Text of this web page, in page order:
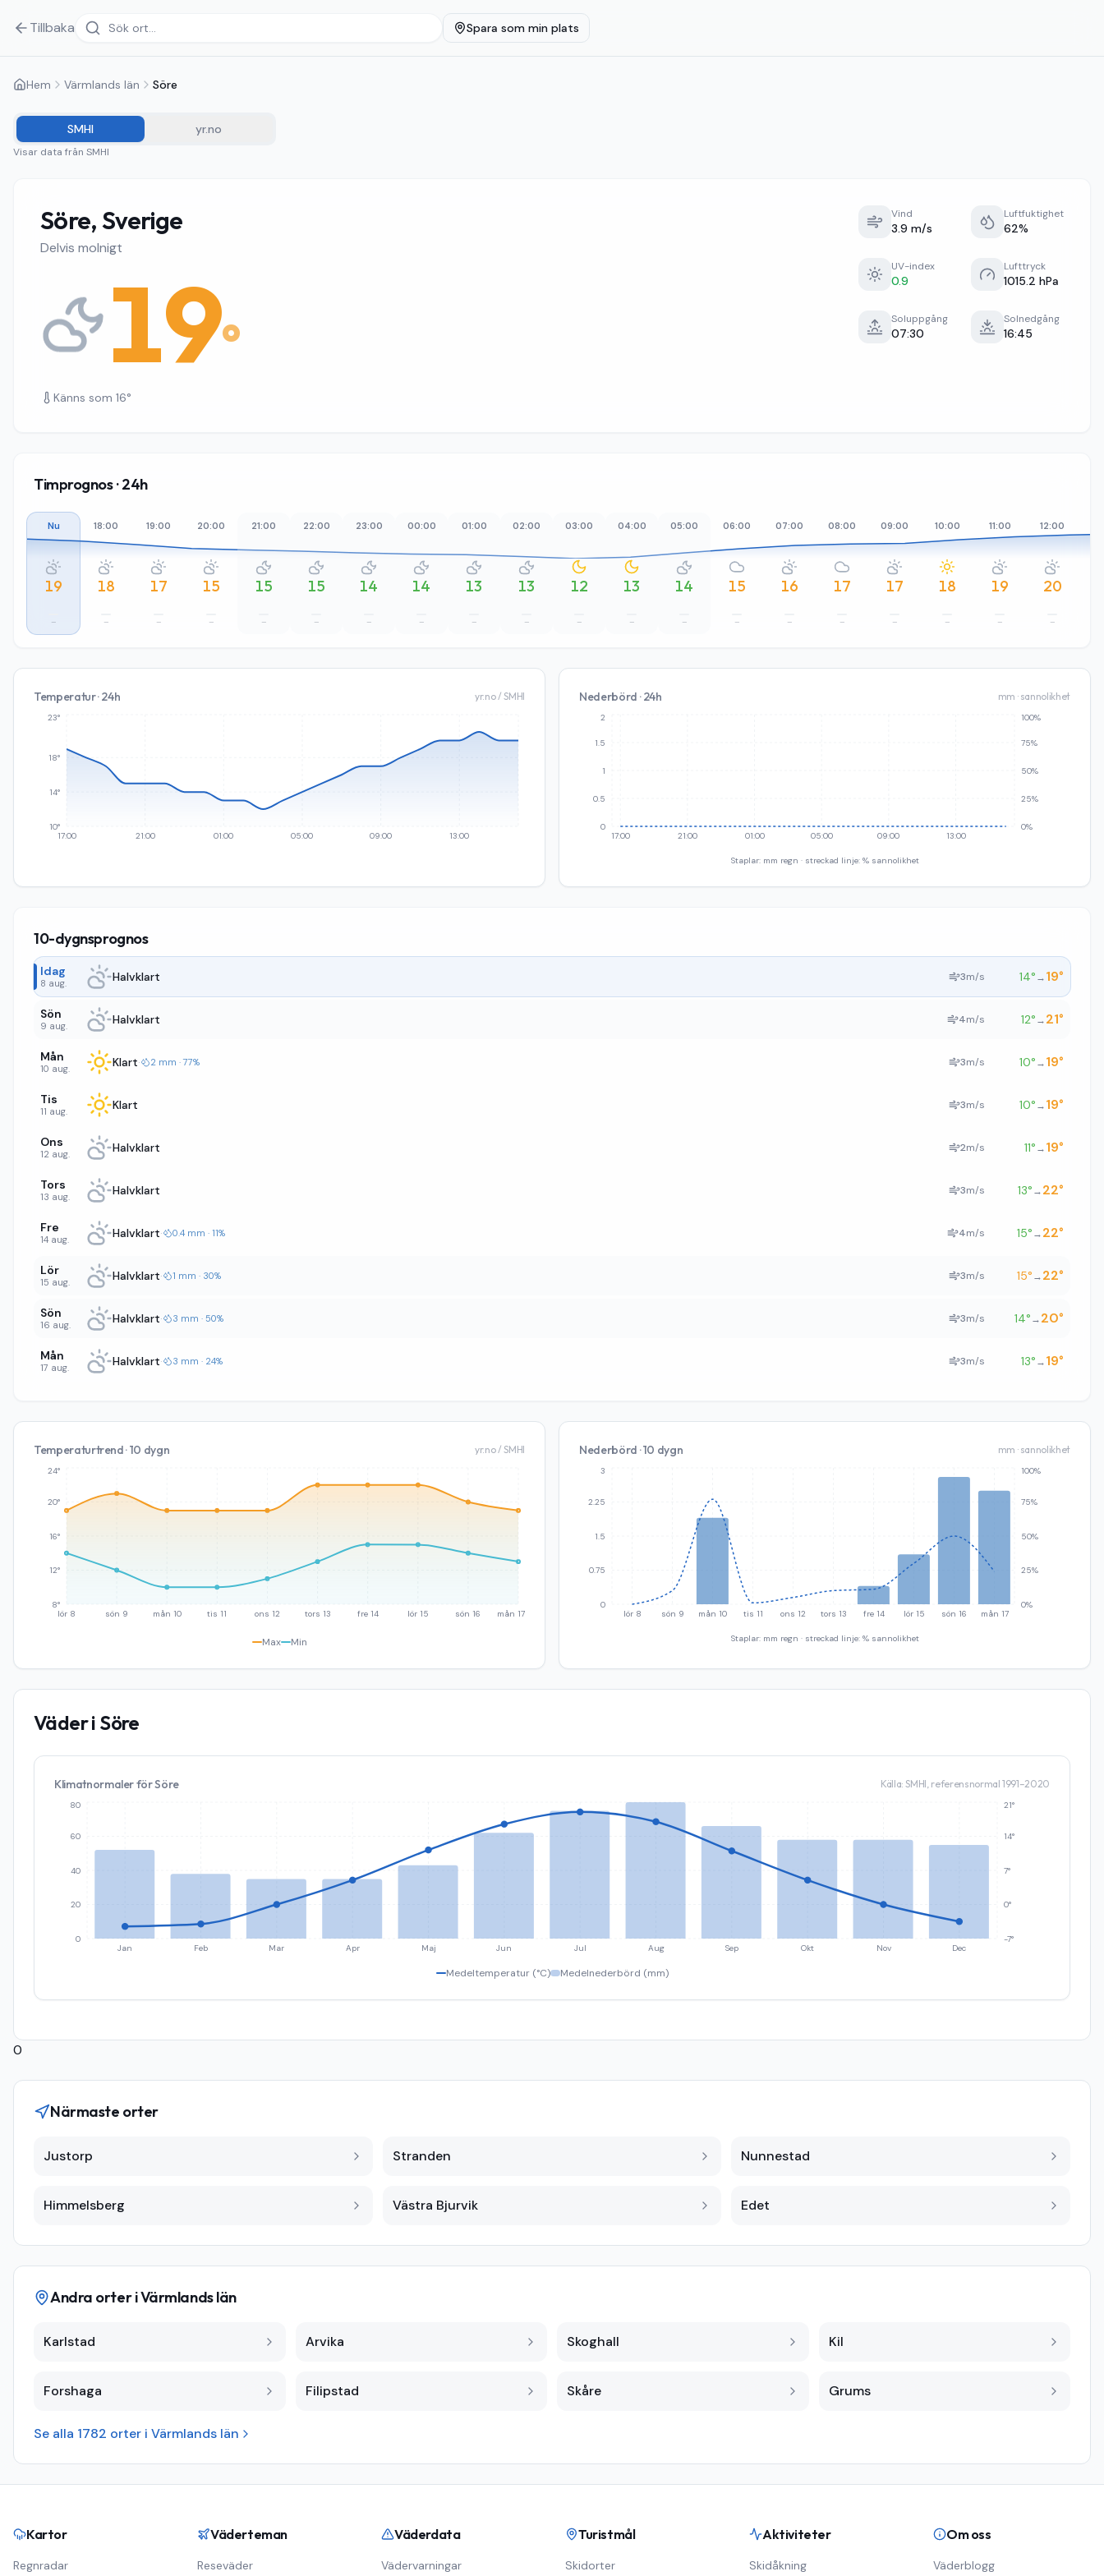
Tillbaka Spara som min plats
Hem Värmlands län Söre
SMHI yr.no
Visar data från SMHI
Söre, Sverige
Delvis molnigt
19°
Känns som 16°
Vind
3.9 m/s
Luftfuktighet
62%
UV-index
0.9
Lufttryck
1015.2 hPa
Soluppgång
07:30
Solnedgång
16:45
Timprognos · 24h
Nu
19
–
18:00
18
–
19:00
17
–
20:00
15
–
21:00
15
–
22:00
15
–
23:00
14
–
00:00
14
–
01:00
13
–
02:00
13
–
03:00
12
–
04:00
13
–
05:00
14
–
06:00
15
–
07:00
16
–
08:00
17
–
09:00
17
–
10:00
18
–
11:00
19
–
12:00
20
–
Temperatur · 24h yr.no / SMHI
17:00 21:00 01:00 05:00 09:00 13:00
10°
14°
18°
23°
Nederbörd · 24h mm · sannolikhet
17:00 21:00 01:00 05:00 09:00 13:00
0
0.5
1
1.5
2
0%
25%
50%
75%
100%
Staplar: mm regn · streckad linje: % sannolikhet
10-dygnsprognos
Idag
8 aug. Halvklart 3m/s 14°→19°
Sön
9 aug. Halvklart 4m/s 12°→21°
Mån
10 aug. Klart· 2 mm · 77% 3m/s 10°→19°
Tis
11 aug. Klart 3m/s 10°→19°
Ons
12 aug. Halvklart 2m/s 11°→19°
Tors
13 aug. Halvklart 3m/s 13°→22°
Fre
14 aug. Halvklart· 0.4 mm · 11% 4m/s 15°→22°
Lör
15 aug. Halvklart· 1 mm · 30% 3m/s 15°→22°
Sön
16 aug. Halvklart· 3 mm · 50% 3m/s 14°→20°
Mån
17 aug. Halvklart· 3 mm · 24% 3m/s 13°→19°
Temperaturtrend · 10 dygn yr.no / SMHI
lör 8 sön 9 mån 10 tis 11 ons 12 tors 13 fre 14 lör 15 sön 16 mån 17
8°
12°
16°
20°
24°
Max Min
Nederbörd · 10 dygn mm · sannolikhet
lör 8 sön 9 mån 10 tis 11 ons 12 tors 13 fre 14 lör 15 sön 16 mån 17
0
0.75
1.5
2.25
3
0%
25%
50%
75%
100%
Staplar: mm regn · streckad linje: % sannolikhet
Väder i Söre
Klimatnormaler förSöre Källa: SMHI, referensnormal 1991–2020
Jan Feb Mar Apr Maj Jun Jul Aug Sep Okt Nov Dec
0
20
40
60
80
-7°
0°
7°
14°
21°
Medeltemperatur (°C) Medelnederbörd (mm)
0
Närmaste orter
Justorp Stranden Nunnestad
Himmelsberg Västra Bjurvik Edet
Andra orter iVärmlands län
Karlstad Arvika Skoghall Kil
Forshaga Filipstad Skåre Grums
Se alla 1782 orter i Värmlands län
Kartor
Regnradar
Väderteman
Reseväder
Väderdata
Vädervarningar
Turistmål
Skidorter
Aktiviteter
Skidåkning
Om oss
Väderblogg